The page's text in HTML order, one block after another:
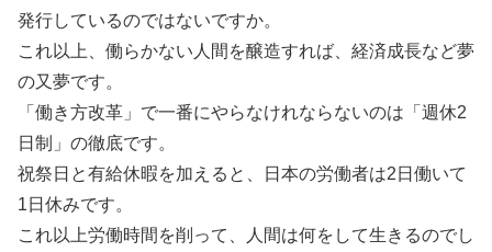
発行しているのではないですか。
これ以上、働らかない人間を醸造すれば、経済成長など夢
の又夢です。
「働き方改革」で一番にやらなけれならないのは「週休2
日制」の徹底です。
祝祭日と有給休暇を加えると、日本の労働者は2日働いて
1日休みです。
これ以上労働時間を削って、人間は何をして生きるのでし